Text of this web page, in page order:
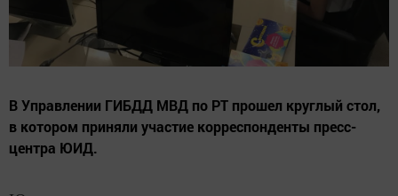
В Управлении ГИБДД МВД по РТ прошел круглый стол,
в котором приняли участие корреспонденты пресс-
центра ЮИД.